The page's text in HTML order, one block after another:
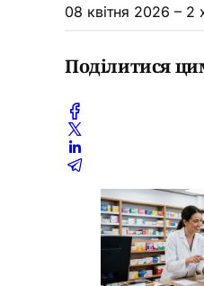
08 квітня 2026 – 2
Поділитися